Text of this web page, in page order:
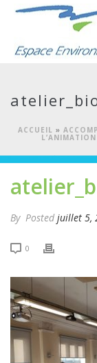
ACCUEIL »
By Posted juillet 5,
0